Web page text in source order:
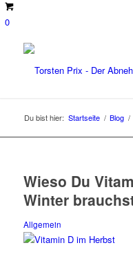
0
Du bist hier: Startseite / Blog /
Wieso Du
Winter
Allgemein